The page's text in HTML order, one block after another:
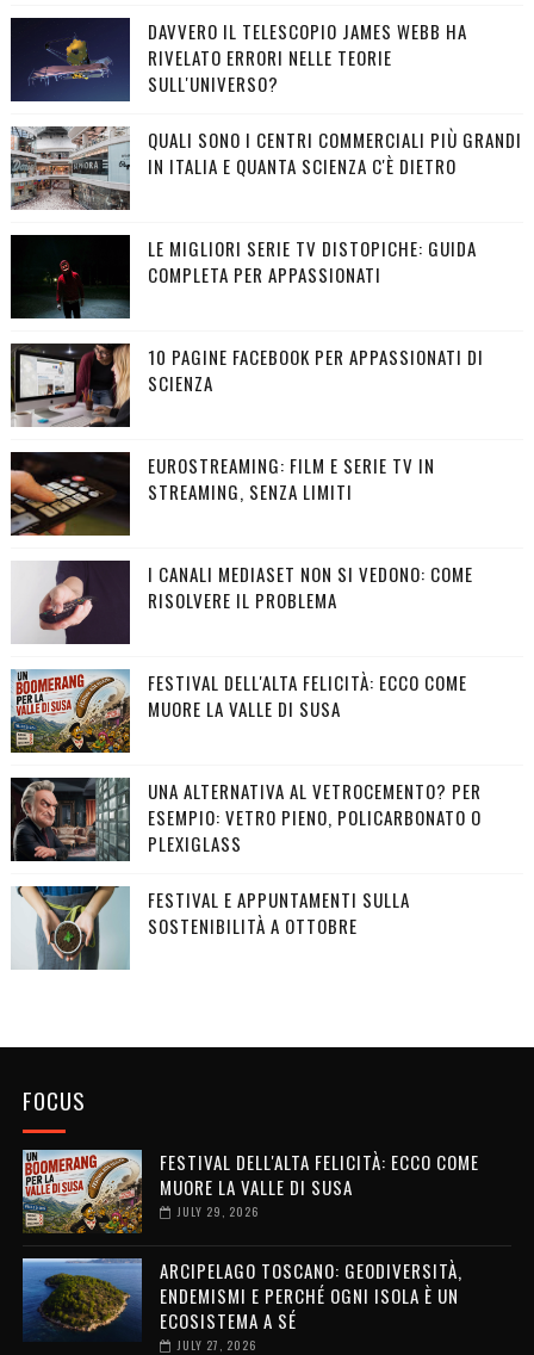
DAVVERO IL TELESCOPIO JAMES WEBB HA
RIVELATO ERRORI NELLE TEORIE
SULL'UNIVERSO?
QUALI SONO I CENTRI COMMERCIALI PIÙ GRANDI
IN ITALIA E QUANTA SCIENZA C'È DIETRO
LE MIGLIORI SERIE TV DISTOPICHE: GUIDA
COMPLETA PER APPASSIONATI
10 PAGINE FACEBOOK PER APPASSIONATI DI
SCIENZA
EUROSTREAMING: FILM E SERIE TV IN
STREAMING, SENZA LIMITI
I CANALI MEDIASET NON SI VEDONO: COME
RISOLVERE IL PROBLEMA
FESTIVAL DELL'ALTA FELICITÀ: ECCO COME
MUORE LA VALLE DI SUSA
UNA ALTERNATIVA AL VETROCEMENTO? PER
ESEMPIO: VETRO PIENO, POLICARBONATO O
PLEXIGLASS
FESTIVAL E APPUNTAMENTI SULLA
SOSTENIBILITÀ A OTTOBRE
FOCUS
FESTIVAL DELL'ALTA FELICITÀ: ECCO COME
MUORE LA VALLE DI SUSA
JULY 29, 2026
ARCIPELAGO TOSCANO: GEODIVERSITÀ,
ENDEMISMI E PERCHÉ OGNI ISOLA È UN
ECOSISTEMA A SÉ
JULY 27, 2026